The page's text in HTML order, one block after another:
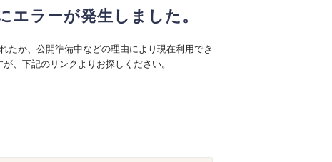
エラーが発生しました。
たか、公開準備中などの理由により現在利用でき
、下記のリンクよりお探しください。